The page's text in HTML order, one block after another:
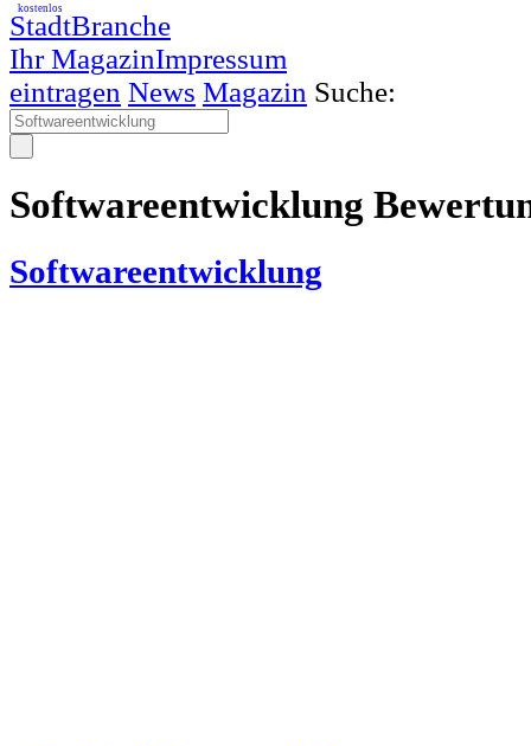
StadtBranche
Ihr MagazinImpressum
kostenlos
eintragen News Magazin Suche:
Softwareentwicklung
Softwareentwicklung